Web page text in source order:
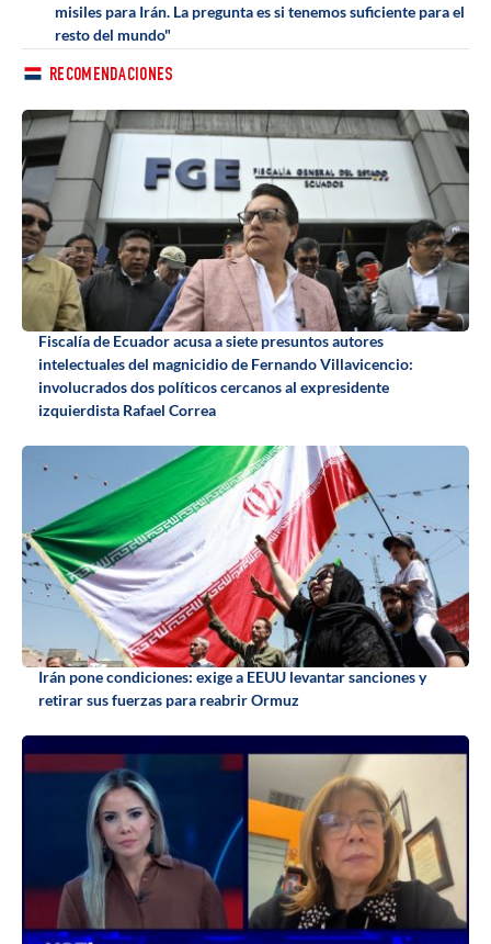
misiles para Irán. La pregunta es si tenemos suficiente para el
resto del mundo"
RECOMENDACIONES
Fiscalía de Ecuador acusa a siete presuntos autores
intelectuales del magnicidio de Fernando Villavicencio:
involucrados dos políticos cercanos al expresidente
izquierdista Rafael Correa
Irán pone condiciones: exige a EEUU levantar sanciones y
retirar sus fuerzas para reabrir Ormuz